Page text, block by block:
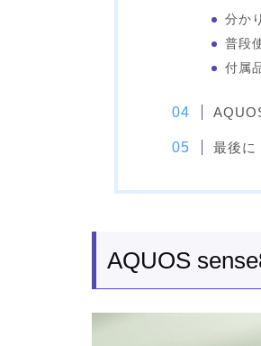
分か
普段
付属
最後に
AQUOS